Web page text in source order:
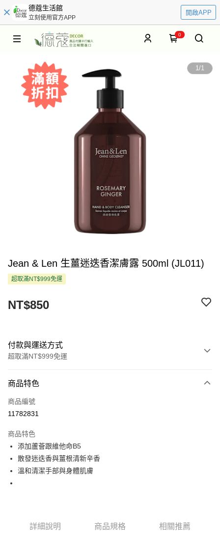
德蔻生活館
立刻使用官方APP
開啟APP
0
1/1
Jean & Len 生薑迷迭香潔膚露 500ml (JL011)
超取滿NT$999免運
NT$850
付款與運送方式
超取滿NT$999免運
信用卡一次付款
超商取貨付款
Apple Pay
街口支付
商品特色
商品編號
11782831
商品特色
添加蘆薈跟維他命B5
散發迷迭香與薑根清新辛香
溫和清潔手部與身體肌膚
詳細說明 商品規格 相關推薦